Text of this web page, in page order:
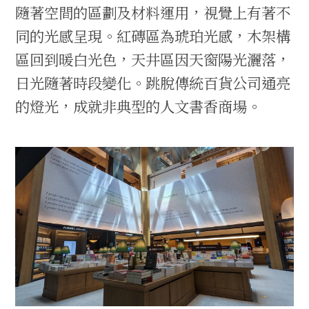
隨著空間的區劃及材料運用，視覺上有著不
同的光感呈現。紅磚區為琥珀光感，木架構
區回到暖白光色，天井區因天窗陽光灑落，
日光隨著時段變化。跳脫傳統百貨公司通亮
的燈光，成就非典型的人文書香商場。